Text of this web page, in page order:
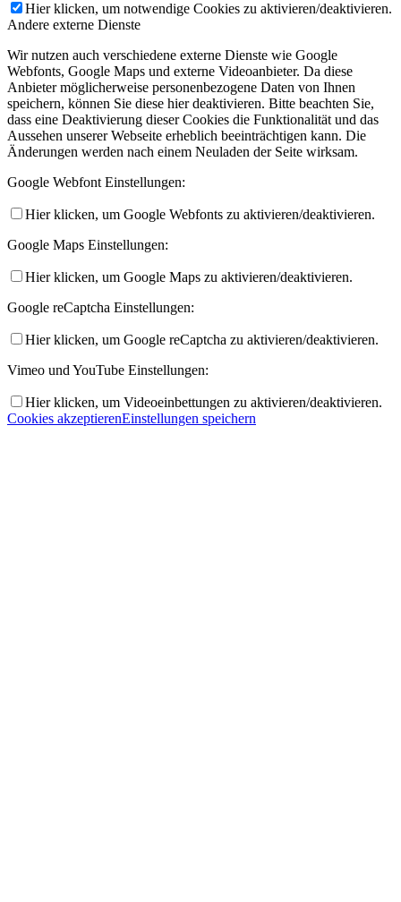
Hier klicken, um notwendige Cookies zu aktivieren/deaktivieren.
Andere externe Dienste
Wir nutzen auch verschiedene externe Dienste wie Google
Webfonts, Google Maps und externe Videoanbieter. Da diese
Anbieter möglicherweise personenbezogene Daten von Ihnen
speichern, können Sie diese hier deaktivieren. Bitte beachten Sie,
dass eine Deaktivierung dieser Cookies die Funktionalität und das
Aussehen unserer Webseite erheblich beeinträchtigen kann. Die
Änderungen werden nach einem Neuladen der Seite wirksam.
Google Webfont Einstellungen:
Hier klicken, um Google Webfonts zu aktivieren/deaktivieren.
Google Maps Einstellungen:
Hier klicken, um Google Maps zu aktivieren/deaktivieren.
Google reCaptcha Einstellungen:
Hier klicken, um Google reCaptcha zu aktivieren/deaktivieren.
Vimeo und YouTube Einstellungen:
Hier klicken, um Videoeinbettungen zu aktivieren/deaktivieren.
Cookies akzeptierenEinstellungen speichern